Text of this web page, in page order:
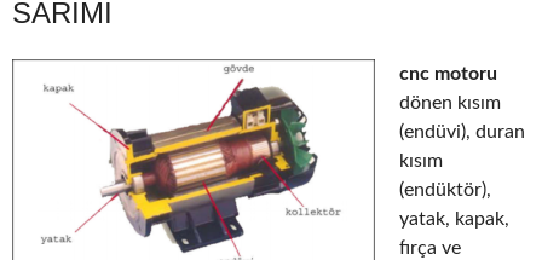
SARIMI
cnc motoru
dönen kısım
(endüvi), duran
kısım
(endüktör),
yatak, kapak,
fırça ve